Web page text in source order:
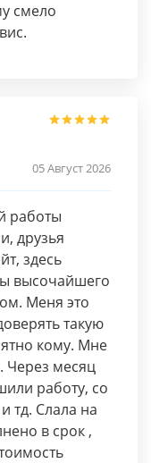
смело
05 Август 2026
работы
друзья
здесь
высочайшего
Меня это
такую
кому. Мне
Через месяц
работу, со
тд. Слала на
в срок ,